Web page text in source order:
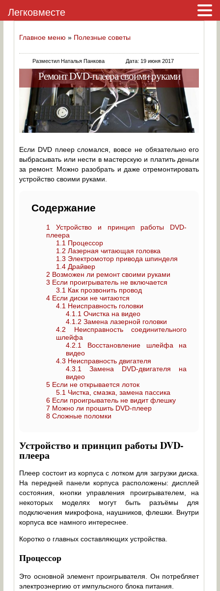
Главное меню » Полезные советы
Разместил Наталья Панкова Дата: 19 июня 2017
Ремонт DVD-плеера своими руками
Если DVD плеер сломался, вовсе не обязательно его
выбрасывать или нести в мастерскую и платить деньги
за ремонт. Можно разобрать и даже отремонтировать
устройство своими руками.
Содержание
1
Устройство и принцип работы DVD-
плеера
1.1 Процессор
1.2 Лазерная читающая головка
1.3 Электромотор привода шпинделя
1.4 Драйвер
2 Возможен ли ремонт своими руками
3 Если проигрыватель не включается
3.1 Как прозвонить провод
4 Если диски не читаются
4.1 Неисправность головки
4.1.1 Очистка на видео
4.1.2 Замена лазерной головки
4.2 Неисправность соединительного
шлейфа
4.2.1
Восстановление шлейфа на
видео
4.3 Неисправность двигателя
4.3.1
Замена DVD-двигателя на
видео
5 Если не открывается лоток
5.1 Чистка, смазка, замена пассика
6 Если проигрыватель не видит флешку
7 Можно ли прошить DVD-плеер
8 Сложные поломки
Устройство и принцип работы DVD-
плеера
Плеер состоит из корпуса с лотком для загрузки диска.
На передней панели корпуса расположены: дисплей
состояния, кнопки управления проигрывателем, на
некоторых моделях могут быть разъёмы для
подключения микрофона, наушников, флешки. Внутри
корпуса все намного интереснее.
Коротко о главных составляющих устройства.
Процессор
Это основной элемент проигрывателя. Он потребляет
электроэнергию от импульсного блока питания.
Легковместе